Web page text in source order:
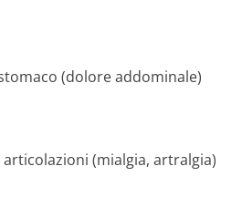
(dolore addominale)
(mialgia, artralgia)